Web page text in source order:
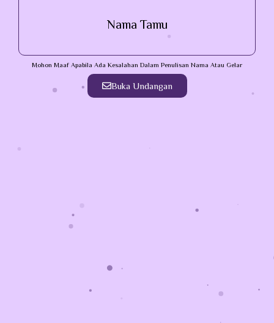
Nama Tamu
Mohon Maaf Apabila Ada Kesalahan Dalam Penulisan Nama Atau Gelar
Buka Undangan